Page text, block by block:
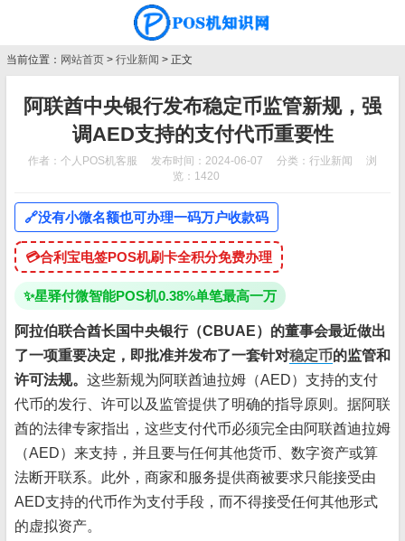
当前位置： 网站首页 > 行业新闻 > 正文
阿联酋中央银行发布稳定币监管新规，强
调AED支持的支付代币重要性
作者：个人POS机客服 发布时间：2024-06-07 分类： 行业新闻
浏
览：1420
🔗没有小微名额也可办理一码万户收款码
💳合利宝电签POS机刷卡全积分免费办理
✨星驿付微智能POS机0.38%单笔最高一万
阿拉伯联合酋长国中央银行（CBUAE）的董事会最近做出
了一项重要决定，即批准并发布了一套针对稳定币的监管和
许可法规。 这些新规为阿联酋迪拉姆（AED）支持的支付
代币的发行、许可以及监管提供了明确的指导原则。据阿联
酋的法律专家指出，这些支付代币必须完全由阿联酋迪拉姆
（AED）来支持，并且要与任何其他货币、数字资产或算
法断开联系。此外，商家和服务提供商被要求只能接受由
AED支持的代币作为支付手段，而不得接受任何其他形式
的虚拟资产。